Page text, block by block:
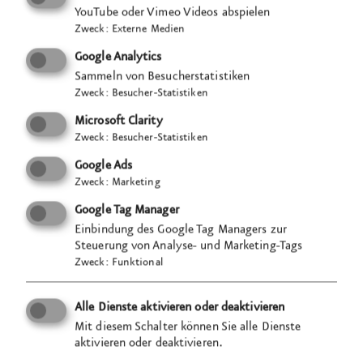
Uns ist klar, wir müssen eine Gestaltung finden, die
verschiedene Ziel­gruppen anspricht, die
Nachhaltigkeit –
den grünen
widerspiegelt, die passend auf unter­schiedliche
Medien zugeschnitten ist sowie die Corporate
Identity der Stadt Stuttgart berücksichtigt.
Im Teamerarbeiten und entwickeln wir den Projekt­
namen: grünstadtgrau. Die von uns gewählte
Farbwelt besteht aus lebendigen Grüntönen im
Vergleich zu tristen, beton­artigen Grautönen, um
so den gewünschten Wandel zu verdeutlichen.
Guideline­konform nutzen wir dieSchriftart DIN
Jan Poolund unter­streichen den offiziellen
Einen 55-seitigen Rahmenplan in einer
YouTube oder Vimeo Videos abspielen
Zweck: Externe Medien
Google Analytics
Sammeln von Besucherstatistiken
Zweck: Besucher-Statistiken
Microsoft Clarity
Zweck: Besucher-Statistiken
Google Ads
Zweck: Marketing
Google Tag Manager
Einbindung des Google Tag Managers zur
Steuerung von Analyse- und Marketing-Tags
Zweck: Funktional
Alle Dienste aktivieren oder deaktivieren
Mit diesem Schalter können Sie alle Dienste
aktivieren oder deaktivieren.